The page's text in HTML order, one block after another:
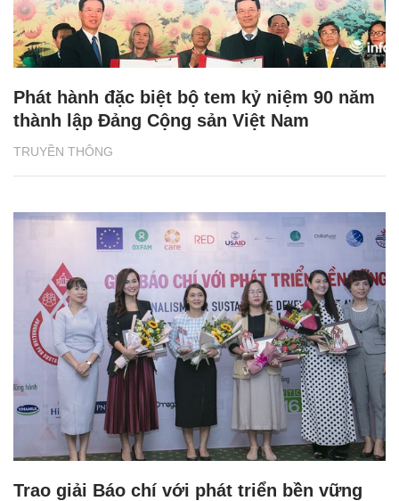
TRUYỀN THÔNG
Phát hành đặc biệt bộ tem kỷ niệm 90 năm
thành lập Đảng Cộng sản Việt Nam
Trao giải Báo chí với phát triển bền vững